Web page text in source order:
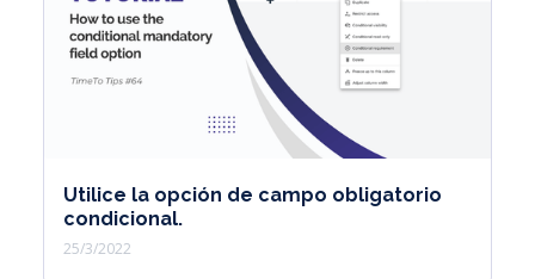
Utilice la opción de campo obligatorio
condicional.
25/3/2022